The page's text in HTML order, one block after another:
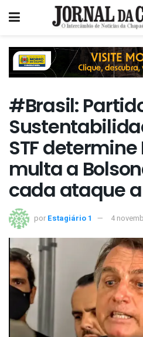
#Brasil:
STF determine
multa a
cada ataque
por Estagiário 1 4